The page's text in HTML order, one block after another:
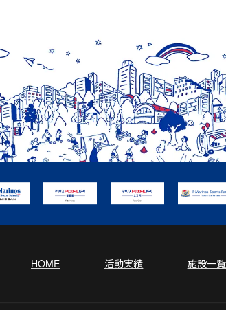
HOME 活動実績 施設一覧